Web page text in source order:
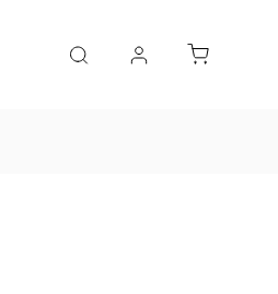
Návrh koupelny Reference